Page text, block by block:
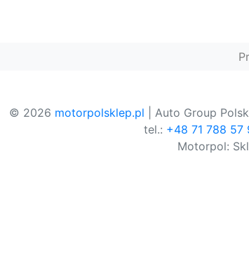
© 2026 motorpolsklep.pl | Auto Group
tel.: +48 71 788 57
Motorpol: